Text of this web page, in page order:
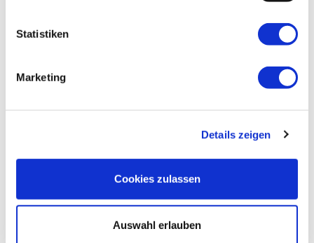
Statistiken
Marketing
Details zeigen
Cookies zulassen
Auswahl erlauben
Aufrichtige Anteilnahme entbinden Anna und Jutta Fehrin